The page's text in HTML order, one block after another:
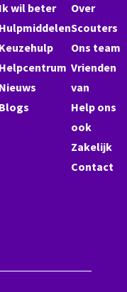
Ik wil beter
Hulpmiddelen
Keuzehulp
Helpcentrum
Nieuws
Blogs
Over
Scouters
Ons team
Vrienden
van
Help ons
ook
Zakelijk
Contact